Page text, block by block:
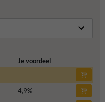
Je voordeel
4,9%